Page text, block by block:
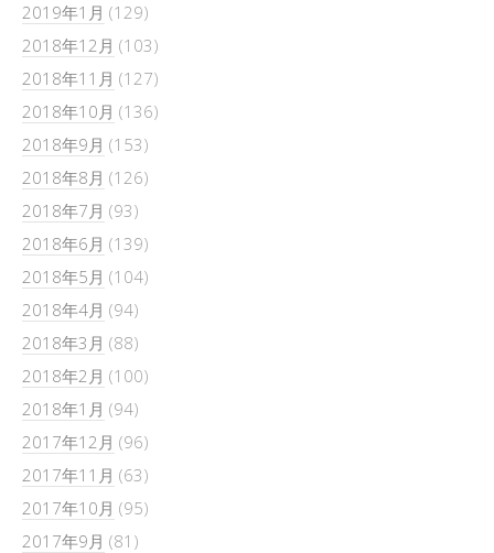
2019年1月 (129)
2018年12月 (103)
2018年11月 (127)
2018年10月 (136)
2018年9月 (153)
2018年8月 (126)
2018年7月 (93)
2018年6月 (139)
2018年5月 (104)
2018年4月 (94)
2018年3月 (88)
2018年2月 (100)
2018年1月 (94)
2017年12月 (96)
2017年11月 (63)
2017年10月 (95)
2017年9月 (81)